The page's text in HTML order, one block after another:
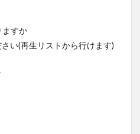
ますか
い(再生リストから行けます)